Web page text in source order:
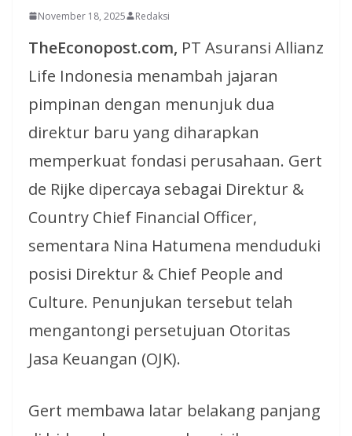
November 18, 2025 Redaksi
TheEconopost.com, PT Asuransi Allianz
Life Indonesia menambah jajaran
pimpinan dengan menunjuk dua
direktur baru yang diharapkan
memperkuat fondasi perusahaan. Gert
de Rijke dipercaya sebagai Direktur &
Country Chief Financial Officer,
sementara Nina Hatumena menduduki
posisi Direktur & Chief People and
Culture. Penunjukan tersebut telah
mengantongi persetujuan Otoritas
Jasa Keuangan (OJK).
Gert membawa latar belakang panjang